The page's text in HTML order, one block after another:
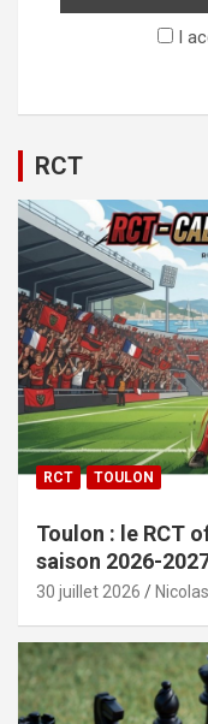
I
RCT
RCT TOULON
Toulon : le RCT
saison 2026-
30 juillet 2026